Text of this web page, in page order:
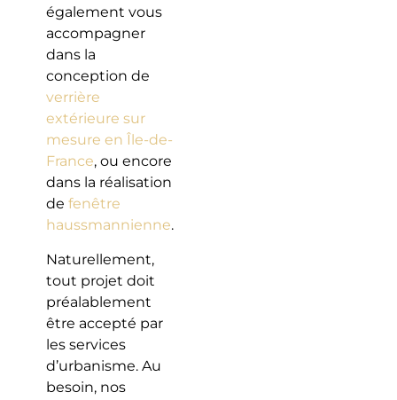
également vous
accompagner
dans la
conception de
verrière
extérieure sur
mesure en Île-de-
France, ou encore
dans la réalisation
de fenêtre
haussmannienne.
Naturellement,
tout projet doit
préalablement
être accepté par
les services
d’urbanisme. Au
besoin, nos